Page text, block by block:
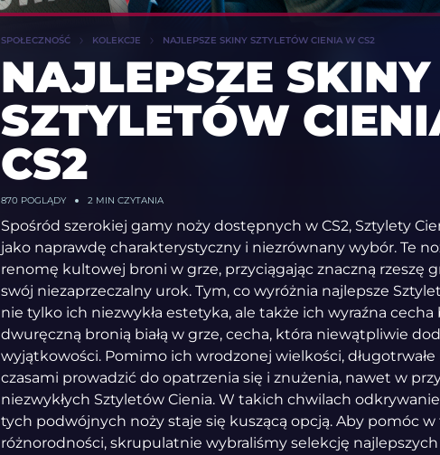
SPOŁECZNOŚĆ KOLEKCJE NAJLEPSZE SKINY SZTYLETÓW CIENIA W CS2
NAJLEPSZE SKINY
SZTYLETÓW
CS2
870 POGLĄDY 2 MIN CZYTANIA
Spośród szerokiej gamy noży dostępnych w CS2, Sztylety
jako naprawdę charakterystyczny i niezrównany wybór. Te
renomę kultowej broni w grze, przyciągając znaczną rzeszę
swój niezaprzeczalny urok. Tym, co wyróżnia najlepsze
nie tylko ich niezwykła estetyka, ale także ich wyraźna cecha
dwuręczną bronią białą w grze, cecha, która niewątpliwie
wyjątkowości. Pomimo ich wrodzonej wielkości,
czasami prowadzić do opatrzenia się i znużenia, nawet w
niezwykłych Sztyletów Cienia. W takich chwilach
tych podwójnych noży staje się kuszącą opcją. Aby pomóc
różnorodności, skrupulatnie wybraliśmy selekcję